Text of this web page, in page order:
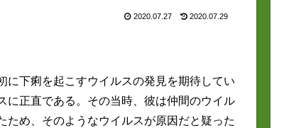
2020.07.27 2020.07.29
に下痢を起こすウイルスの発見を期待してい
に正直である。その当時、彼は仲間のウイル
ため、そのようなウイルスが原因だと疑った